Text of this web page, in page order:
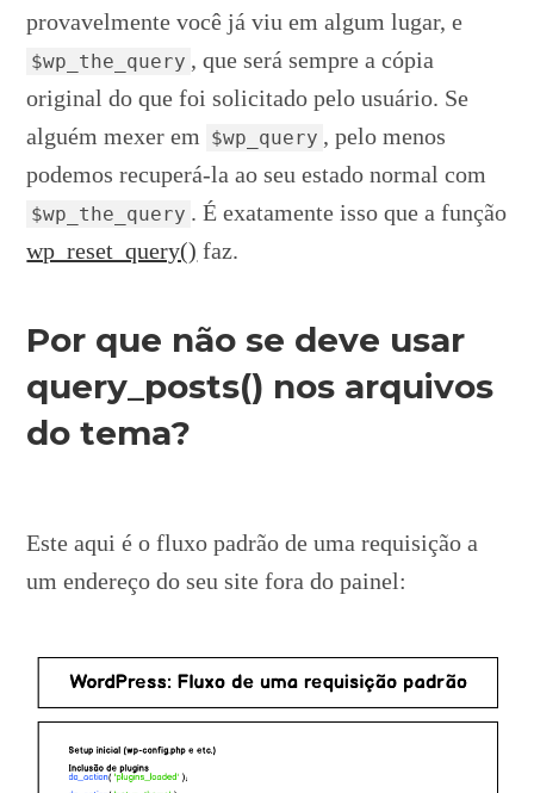
provavelmente você já viu em algum lugar, e
$wp_the_query , que será sempre a cópia
original do que foi solicitado pelo usuário. Se
alguém mexer em
$wp_query , pelo menos
podemos recuperá-la ao seu estado normal com
$wp_the_query . É exatamente isso que a função
wp_reset_query() faz.
Por que não se deve usar
query_posts() nos arquivos
do tema?
Este aqui é o fluxo padrão de uma requisição a
um endereço do seu site fora do painel: